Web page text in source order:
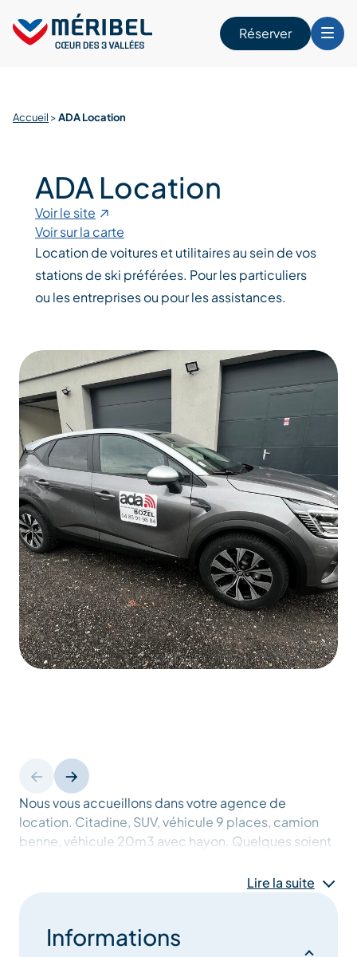
content
Réserver
Accueil >ADA Location
Nous vous accueillons dans votre agence de
location. Citadine, SUV, véhicule 9 places, camion
benne, véhicule 20m3 avec hayon. Quelques soient
longue durée, tout est possible ! Vous être un
Lire la suite
Informations
ADA Location
Voir le site
Voir sur la carte
Location de voitures et utilitaires au sein de vos
stations de ski préférées. Pour les particuliers
ou les entreprises ou pour les assistances.